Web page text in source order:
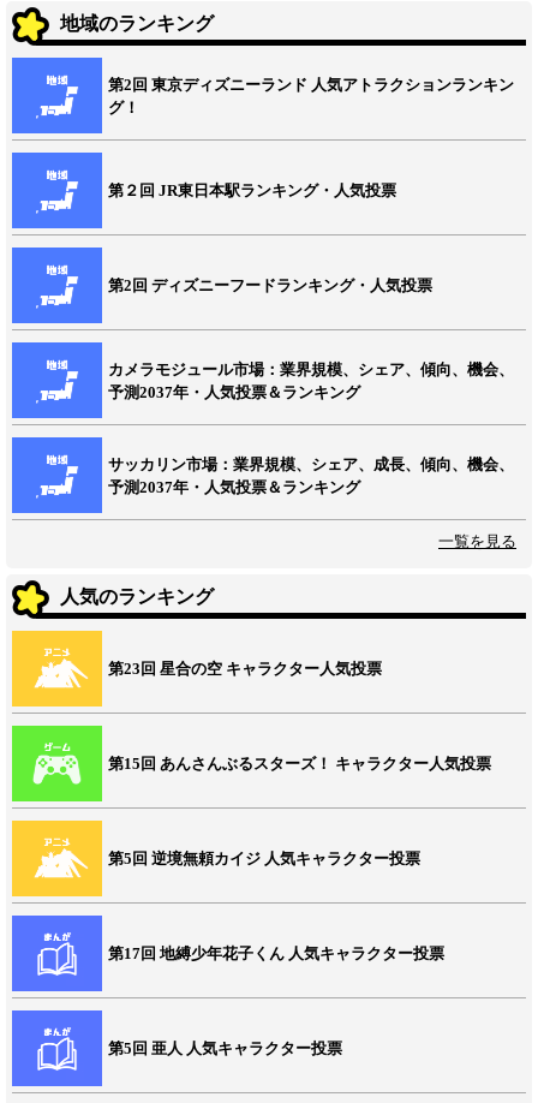
地域のランキング
第2回 東京ディズニーランド 人気アトラクションランキン
グ！
第２回 JR東日本駅ランキング・人気投票
第2回 ディズニーフードランキング・人気投票
カメラモジュール市場：業界規模、シェア、傾向、機会、
予測2037年・人気投票＆ランキング
サッカリン市場：業界規模、シェア、成長、傾向、機会、
予測2037年・人気投票＆ランキング
一覧を見る
人気のランキング
第23回 星合の空 キャラクター人気投票
第15回 あんさんぶるスターズ！ キャラクター人気投票
第5回 逆境無頼カイジ 人気キャラクター投票
第17回 地縛少年花子くん 人気キャラクター投票
第5回 亜人 人気キャラクター投票